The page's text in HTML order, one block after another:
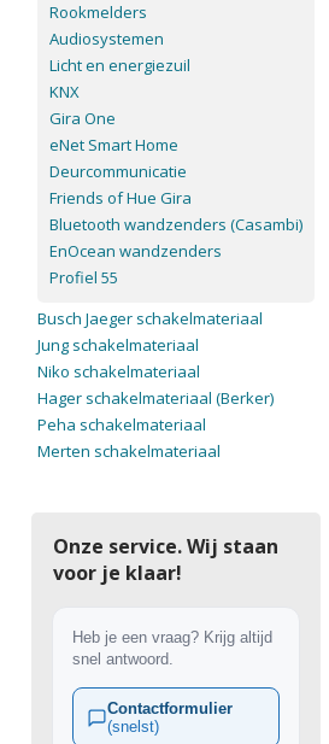
Rookmelders
Audiosystemen
Licht en energiezuil
KNX
Gira One
eNet Smart Home
Deurcommunicatie
Friends of Hue Gira
Bluetooth wandzenders (Casambi)
EnOcean wandzenders
Profiel 55
Busch Jaeger schakelmateriaal
Jung schakelmateriaal
Niko schakelmateriaal
Hager schakelmateriaal (Berker)
Peha schakelmateriaal
Merten schakelmateriaal
Onze service. Wij staan
voor je klaar!
Heb je een vraag? Krijg altijd
snel antwoord.
Contactformulier
(snelst)